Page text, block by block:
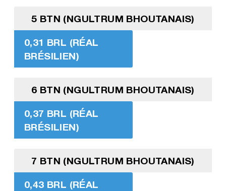
5 BTN (NGULTRUM BHOUTANAIS)
0,31 BRL (RÉAL
BRÉSILIEN)
6 BTN (NGULTRUM BHOUTANAIS)
0,37 BRL (RÉAL
BRÉSILIEN)
7 BTN (NGULTRUM BHOUTANAIS)
0,43 BRL (RÉAL